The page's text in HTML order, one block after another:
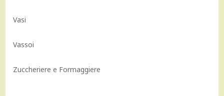
Vasi
Vassoi
Zuccheriere e Formaggiere